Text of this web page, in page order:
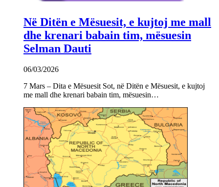
Në Ditën e Mësuesit, e kujtoj me mall
dhe krenari babain tim, mësuesin
Selman Dauti
06/03/2026
7 Mars – Dita e Mësuesit Sot, në Ditën e Mësuesit, e kujtoj
me mall dhe krenari babain tim, mësuesin…